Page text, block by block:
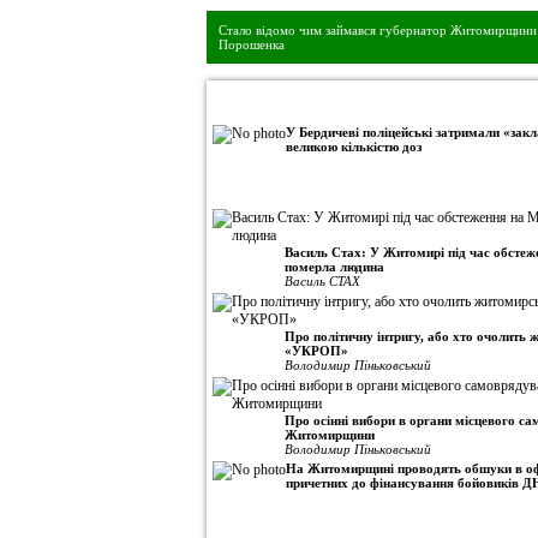
Стало відомо чим займався губернатор Житомирщини
Порошенка
У Бердичеві поліцейські затримали
великою кількістю доз
Василь Стах: У Житомирі під час
померла людина
Василь СТАХ
Про політичну інтригу, або хто очолить
«УКРОП»
Володимир Піньковський
Про осінні вибори в органи місцевого
Житомирщини
Володимир Піньковський
На Житомирщині проводять обшуки в
причетних до фінансування бойовиків